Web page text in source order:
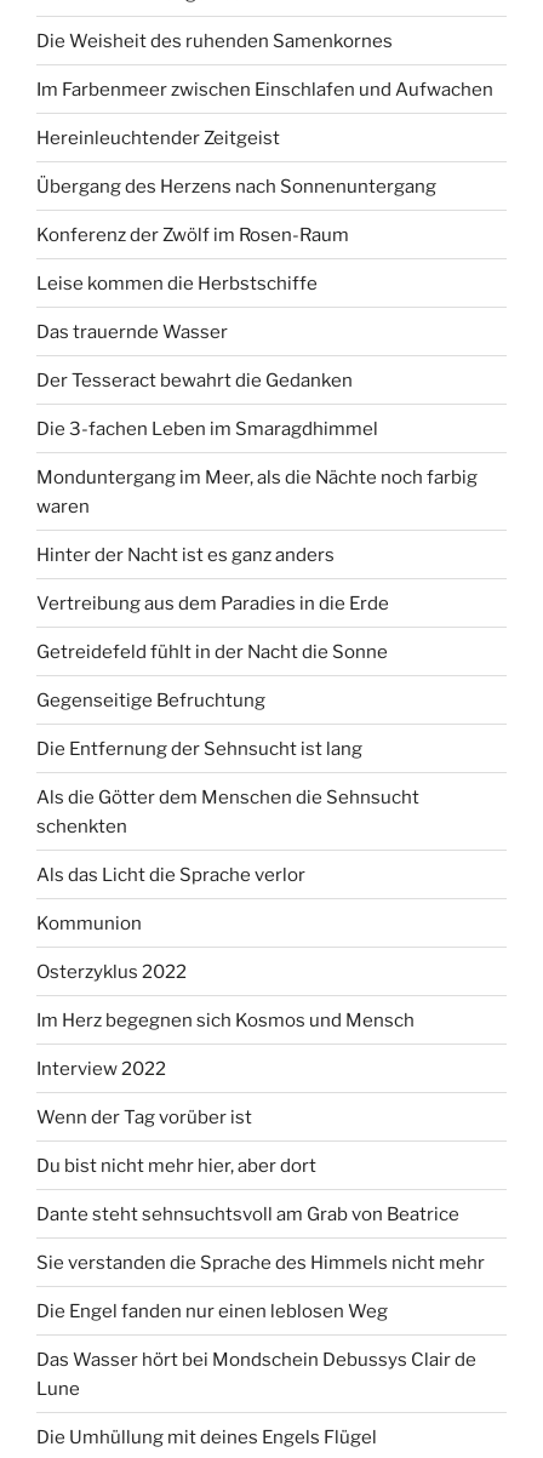
Die Weisheit des ruhenden Samenkornes
Im Farbenmeer zwischen Einschlafen und Aufwachen
Hereinleuchtender Zeitgeist
Übergang des Herzens nach Sonnenuntergang
Konferenz der Zwölf im Rosen-Raum
Leise kommen die Herbstschiffe
Das trauernde Wasser
Der Tesseract bewahrt die Gedanken
Die 3-fachen Leben im Smaragdhimmel
Monduntergang im Meer, als die Nächte noch farbig
waren
Hinter der Nacht ist es ganz anders
Vertreibung aus dem Paradies in die Erde
Getreidefeld fühlt in der Nacht die Sonne
Gegenseitige Befruchtung
Die Entfernung der Sehnsucht ist lang
Als die Götter dem Menschen die Sehnsucht
schenkten
Als das Licht die Sprache verlor
Kommunion
Osterzyklus 2022
Im Herz begegnen sich Kosmos und Mensch
Interview 2022
Wenn der Tag vorüber ist
Du bist nicht mehr hier, aber dort
Dante steht sehnsuchtsvoll am Grab von Beatrice
Sie verstanden die Sprache des Himmels nicht mehr
Die Engel fanden nur einen leblosen Weg
Das Wasser hört bei Mondschein Debussys Clair de
Lune
Die Umhüllung mit deines Engels Flügel